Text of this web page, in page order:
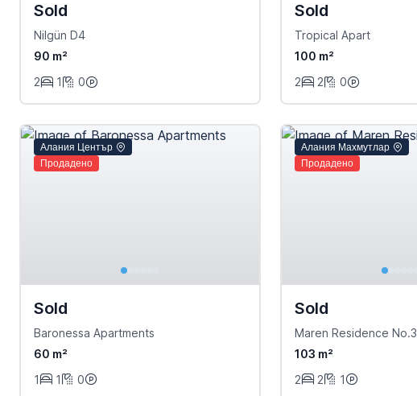
Sold
Nilgün D4
90 m²
2
1 0
Sold
Tropical Apart
100 m²
2
2 0
Алания Център
Продадено
Sold
Baronessa Apartments
60 m²
1
1 0
Алания Махмутлар
Продадено
Sold
Maren Residence No.3
103 m²
2
2 1